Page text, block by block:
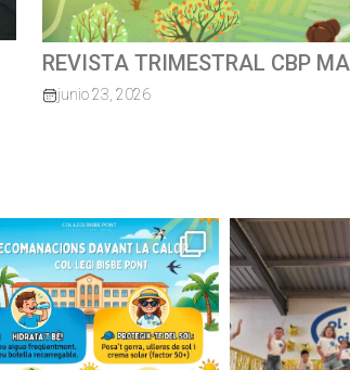
Cursa escolar solidàriaMossèn
Guillermo 2026